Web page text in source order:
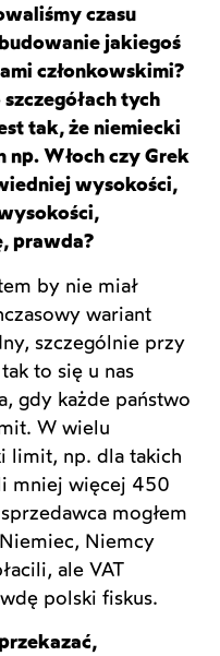
czasu
jakiegoś
członkowskimi?
tych
tak, że niemiecki
np. Włoch czy Grek
wysokości,
prawda?
by nie miał
wariant
szczególnie przy
to się u nas
gdy każde państwo
W wielu
limit, np. dla takich
mniej więcej 450
mogłem
Niemcy
ale VAT
polski fiskus.